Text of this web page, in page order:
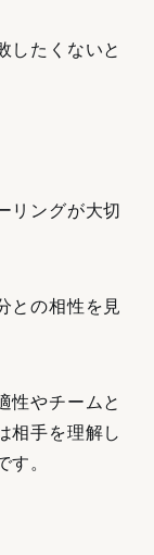
したくないと
リングが大切
との相性を見
性やチームと
相手を理解し
す。